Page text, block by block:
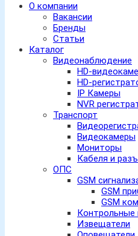
О компании
Вакансии
Бренды
Статьи
Каталог
Видеонаблюдение
HD-
HD-
IP Камеры
NVR
Транспорт
Видеокамеры
Мониторы
Кабеля и
ОПС
GSM
GSM
GSM
Контрольные
Извещатели